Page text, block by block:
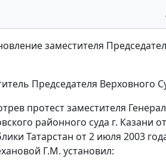
заместителя
Председателя Верховного
протест заместителя
районного суда г. Казани
Татарстан от 2 июля 2003
Г.М. установил: